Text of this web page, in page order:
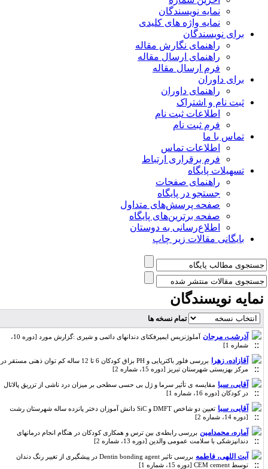
نمایه نویسندگان
نمایه واژه های کلیدی
برای نویسندگان
راهنمای نگارش مقاله
راهنمای ارسال مقاله
فرم ارسال مقاله
برای داوران
راهنمای داوران
ثبت نام و اشتراک
اطلاعات ثبت نام
فرم ثبت نام
تماس با ما
اطلاعات تماس
فرم برقراری ارتباط
تسهیلات پایگاه
راهنمای صفحات
جستجو در پایگاه
صفحه پرسش‌های متداول
صفحه برترین‌های پایگاه
اطلاع‌رسانی به دوستان
بایگانی مقالات زیر چاپ
نویسندگان
تمام نسخه ها
آذرشب، مرجان
آملوژنزیس ایمپرفکتای دندانهای دائمی و شیری :گزارش مورد [دوره 10،
شماره 1]
آقازاده، زهرا
بررسی فلور باکتریایی و PH بزاق کودکان 6 تا 12 ساله کم توان ذهنی مستقر در
مرکز بهزیستی شهرستان تبریز [دوره 15، شماره 2]
آقایی، سبا مقایسه ی تأثیر سرما و ژل بی حسی سطحی بر میزان درد ناشی از تزریق پالاتال
در کودکان [دوره 16، شماره 1]
آقایی، سبا
تعیین دو شاخص DMFT و SiC دانش آموزان دختر پانزده ساله شهرستان رشت
[دوره 14، شماره 2]
آماره، محمدامین بررسی رابطه‌ی بین ترس و همکاری کودکان در هنگام انجام درمانهای
دندانپزشکی با سلامت عمومی والدین [دوره 13، شماره 2]
آیت اللهی، فاطمه
بررسی تاثیر Dentin bonding agent در پیشگیری از تغییر رنگ دندان
توسط CEM cement [دوره 15، شماره 1]